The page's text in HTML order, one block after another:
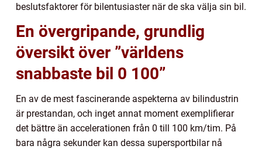
beslutsfaktorer för bilentusiaster när de ska välja sin bil.
En övergripande, grundlig
översikt över ”världens
snabbaste bil 0 100”
En av de mest fascinerande aspekterna av bilindustrin
är prestandan, och inget annat moment exemplifierar
det bättre än accelerationen från 0 till 100 km/tim. På
bara några sekunder kan dessa supersportbilar nå